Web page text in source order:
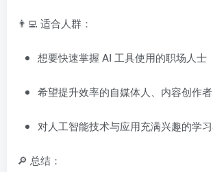
👨‍💻 适合人群：
想要快速掌握 AI 工具使用的职场人士
希望提升效率的自媒体人、内容创作
对人工智能技术与应用充满兴趣的学
🔎 总结：